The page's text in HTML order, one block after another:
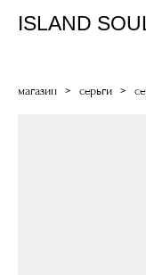
ISLAND
магазин > серьги >